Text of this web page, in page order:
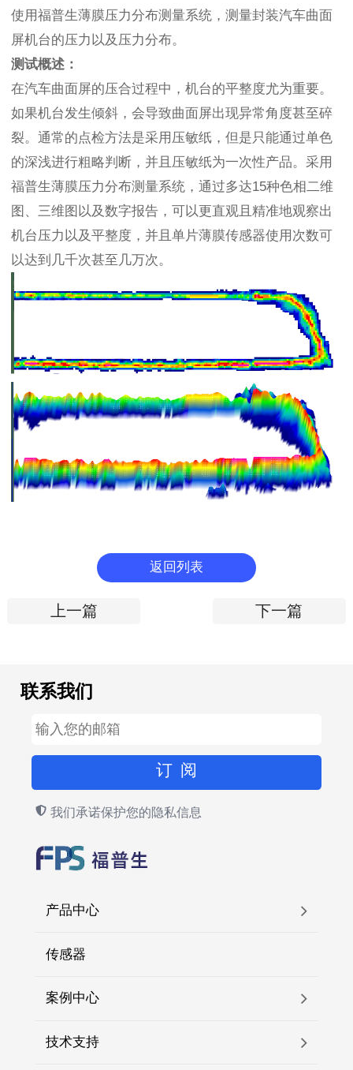
使用福普生薄膜压力分布测量系统，测量封装汽车曲面
屏机台的压力以及压力分布。
测试概述：
在汽车曲面屏的压合过程中，机台的平整度尤为重要。
如果机台发生倾斜，会导致曲面屏出现异常角度甚至碎
裂。通常的点检方法是采用压敏纸，但是只能通过单色
的深浅进行粗略判断，并且压敏纸为一次性产品。采用
福普生薄膜压力分布测量系统，通过多达15种色相二维
图、三维图以及数字报告，可以更直观且精准地观察出
机台压力以及平整度，并且单片薄膜传感器使用次数可
以达到几千次甚至几万次。
返回列表
上一篇 下一篇
联系我们
我们承诺保护您的隐私信息
产品中心
传感器
案例中心
技术支持